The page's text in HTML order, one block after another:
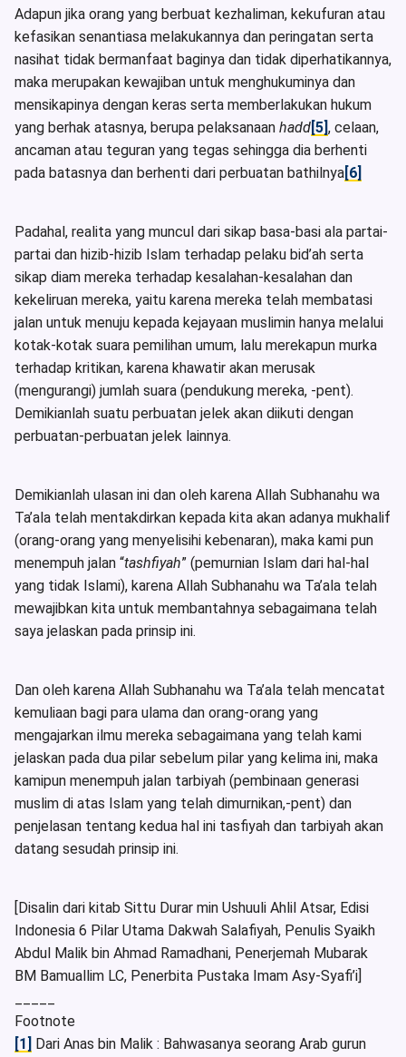
Adapun jika orang yang berbuat kezhaliman, kekufuran atau
kefasikan senantiasa melakukannya dan peringatan serta
nasihat tidak bermanfaat baginya dan tidak diperhatikannya,
maka merupakan kewajiban untuk menghukuminya dan
mensikapinya dengan keras serta memberlakukan hukum
yang berhak atasnya, berupa pelaksanaan hadd[5], celaan,
ancaman atau teguran yang tegas sehingga dia berhenti
pada batasnya dan berhenti dari perbuatan bathilnya[6]
Padahal, realita yang muncul dari sikap basa-basi ala partai-
partai dan hizib-hizib Islam terhadap pelaku bid’ah serta
sikap diam mereka terhadap kesalahan-kesalahan dan
kekeliruan mereka, yaitu karena mereka telah membatasi
jalan untuk menuju kepada kejayaan muslimin hanya melalui
kotak-kotak suara pemilihan umum, lalu merekapun murka
terhadap kritikan, karena khawatir akan merusak
(mengurangi) jumlah suara (pendukung mereka, -pent).
Demikianlah suatu perbuatan jelek akan diikuti dengan
perbuatan-perbuatan jelek lainnya.
Demikianlah ulasan ini dan oleh karena Allah Subhanahu wa
Ta’ala telah mentakdirkan kepada kita akan adanya mukhalif
(orang-orang yang menyelisihi kebenaran), maka kami pun
menempuh jalan “tashfiyah” (pemurnian Islam dari hal-hal
yang tidak Islami), karena Allah Subhanahu wa Ta’ala telah
mewajibkan kita untuk membantahnya sebagaimana telah
saya jelaskan pada prinsip ini.
Dan oleh karena Allah Subhanahu wa Ta’ala telah mencatat
kemuliaan bagi para ulama dan orang-orang yang
mengajarkan ilmu mereka sebagaimana yang telah kami
jelaskan pada dua pilar sebelum pilar yang kelima ini, maka
kamipun menempuh jalan tarbiyah (pembinaan generasi
muslim di atas Islam yang telah dimurnikan,-pent) dan
penjelasan tentang kedua hal ini tasfiyah dan tarbiyah akan
datang sesudah prinsip ini.
[Disalin dari kitab Sittu Durar min Ushuuli Ahlil Atsar, Edisi
Indonesia 6 Pilar Utama Dakwah Salafiyah, Penulis Syaikh
Abdul Malik bin Ahmad Ramadhani, Penerjemah Mubarak
BM Bamuallim LC, Penerbita Pustaka Imam Asy-Syafi’i]
Footnote
[1] Dari Anas bin Malik : Bahwasanya seorang Arab gurun